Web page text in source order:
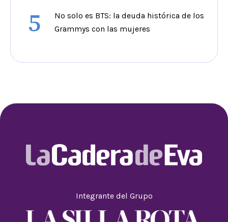
5
No solo es BTS: la deuda histórica de los
Grammys con las mujeres
Integrante del Grupo